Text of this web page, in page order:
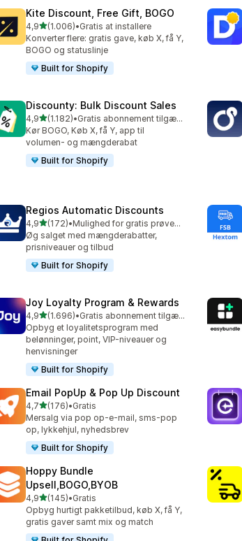
Kite Discount, Free Gift, BOGO
4,9ud af 5 stjerner
(1.006)
1006 anmeldelser i alt
•Gratis at installere
Konverter flere: gratis gave, køb X, få Y,
BOGO og statuslinje
Built for Shopify
Discounty: Bulk Discount Sales
4,9ud af 5 stjerner
(1.182)
1182 anmeldelser i alt
•
Gratis abonnement tilgængeligt
Kør BOGO, Køb X, få Y, app til
volumen- og mængderabat
Built for Shopify
Regios Automatic Discounts
4,9ud af 5 stjerner
(172)
172 anmeldelser i alt
•
Mulighed for gratis prøveperiode
Øg salget med mængderabatter,
prisniveauer og tilbud
Built for Shopify
Joy Loyalty Program & Rewards
4,9ud af 5 stjerner
(1.696)
1696 anmeldelser i alt
•
Gratis abonnement tilgængeligt
Opbyg et loyalitetsprogram med
belønninger, point, VIP-niveauer og
henvisninger
Built for Shopify
Email PopUp & Pop Up Discount
4,7ud af 5 stjerner
(176)
176 anmeldelser i alt
•Gratis
Mersalg via pop op-e-mail, sms-pop
op, lykkehjul, nyhedsbrev
Built for Shopify
Hoppy Bundle
Upsell,BOGO,BYOB
4,9ud af 5 stjerner
(145)
145 anmeldelser i alt
•Gratis
Opbyg hurtigt pakketilbud, køb X, få Y,
gratis gaver samt mix og match